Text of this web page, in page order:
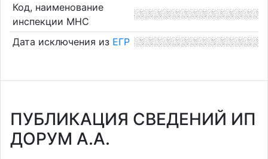
Код, наименование
инспекции МНС
Дата исключения из ЕГР
ПУБЛИКАЦИЯ СВЕДЕНИЙ ИП
ДОРУМ А.А.